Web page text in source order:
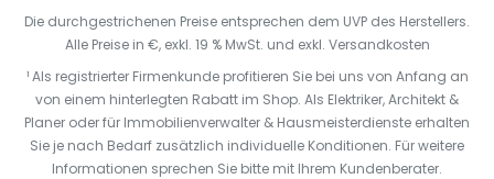
Die durchgestrichenen Preise entsprechen dem UVP des Herstellers.
Alle Preise in €, exkl. 19 % MwSt. und exkl. Versandkosten
¹ Als registrierter Firmenkunde profitieren Sie bei uns von Anfang an
von einem hinterlegten Rabatt im Shop. Als Elektriker, Architekt &
Planer oder für Immobilienverwalter & Hausmeisterdienste erhalten
Sie je nach Bedarf zusätzlich individuelle Konditionen. Für weitere
Informationen sprechen Sie bitte mit Ihrem Kundenberater.